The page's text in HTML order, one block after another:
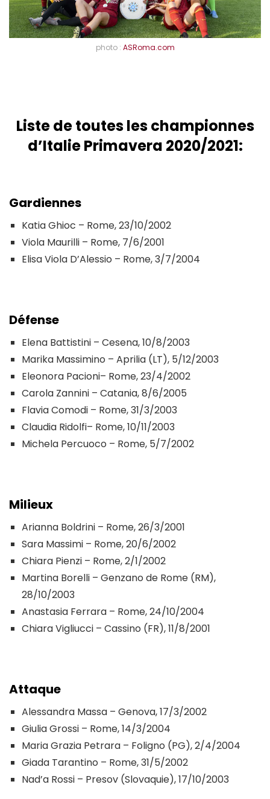
photo : ASRoma.com
Liste de toutes les championnes
d’Italie Primavera 2020/2021:
Gardiennes
Katia Ghioc – Rome, 23/10/2002
Viola Maurilli – Rome, 7/6/2001
Elisa Viola D’Alessio – Rome, 3/7/2004
Défense
Elena Battistini – Cesena, 10/8/2003
Marika Massimino – Aprilia (LT), 5/12/2003
Eleonora Pacioni– Rome, 23/4/2002
Carola Zannini – Catania, 8/6/2005
Flavia Comodi – Rome, 31/3/2003
Claudia Ridolfi– Rome, 10/11/2003
Michela Percuoco – Rome, 5/7/2002
Milieux
Arianna Boldrini – Rome, 26/3/2001
Sara Massimi – Rome, 20/6/2002
Chiara Pienzi – Rome, 2/1/2002
Martina Borelli – Genzano de Rome (RM),
28/10/2003
Anastasia Ferrara – Rome, 24/10/2004
Chiara Vigliucci – Cassino (FR), 11/8/2001
Attaque
Alessandra Massa – Genova, 17/3/2002
Giulia Grossi – Rome, 14/3/2004
Maria Grazia Petrara – Foligno (PG), 2/4/2004
Giada Tarantino – Rome, 31/5/2002
Nad’a Rossi – Presov (Slovaquie), 17/10/2003